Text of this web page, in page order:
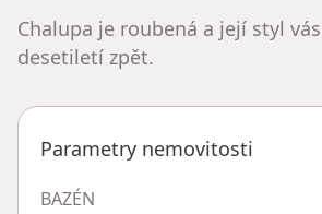
Chalupa je roubená a její styl
desetiletí zpět.
Parametry nemovitosti
BAZÉN